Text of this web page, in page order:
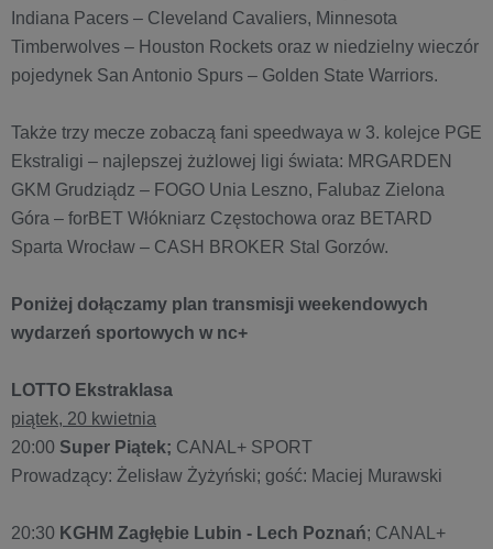
Indiana Pacers – Cleveland Cavaliers, Minnesota
Timberwolves – Houston Rockets oraz w niedzielny wieczór
pojedynek San Antonio Spurs – Golden State Warriors.
Także trzy mecze zobaczą fani speedwaya w 3. kolejce PGE
Ekstraligi – najlepszej żużlowej ligi świata: MRGARDEN
GKM Grudziądz – FOGO Unia Leszno, Falubaz Zielona
Góra – forBET Włókniarz Częstochowa oraz BETARD
Sparta Wrocław – CASH BROKER Stal Gorzów.
Poniżej dołączamy plan transmisji weekendowych
wydarzeń sportowych w nc+
LOTTO Ekstraklasa
piątek, 20 kwietnia
20:00 Super Piątek; CANAL+ SPORT
Prowadzący: Żelisław Żyżyński; gość: Maciej Murawski
20:30 KGHM Zagłębie Lubin - Lech Poznań; CANAL+